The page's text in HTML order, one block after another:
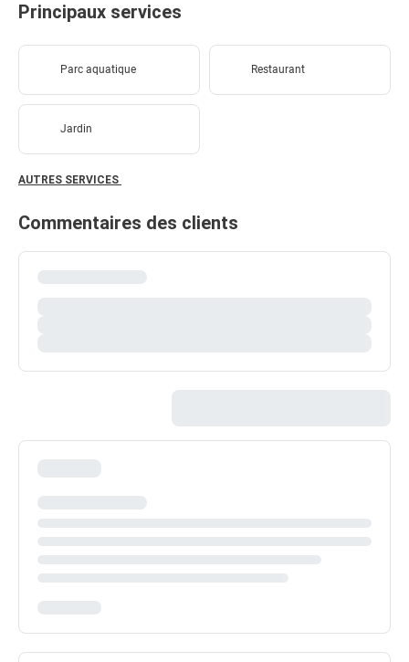
Principaux services
Parc aquatique Restaurant
Jardin
AUTRES SERVICES
Commentaires des clients